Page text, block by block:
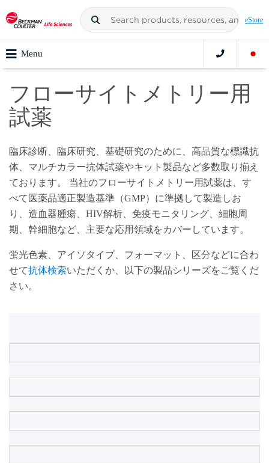
eStore
Menu
フローサイトメトリー用
試薬
臨床診断、臨床研究、基礎研究のために、高品質な標識抗
体、マルチカラー抗体試薬やキット製品など多数取り揃え
ております。 当社のフローサイトメトリー用試薬は、す
べて医薬品適正製造基準（GMP）に準拠して製造しお
り、造血器腫瘍、HIV解析、免疫モニタリング、細胞周
期、幹細胞など、主要な応用領域をカバーしています。
蛍光色素、アイソタイプ、フォーマット、区分などに合わ
せて抗体検索いただくか、以下の製品シリーズをご覧くだ
さい。